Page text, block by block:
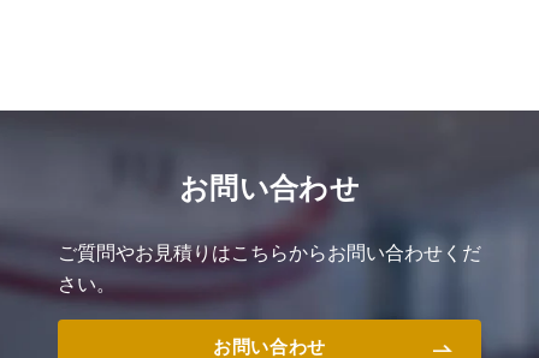
お問い合わせ
ご質問やお見積りはこちらからお問い合わせくだ
さい。
お問い合わせ